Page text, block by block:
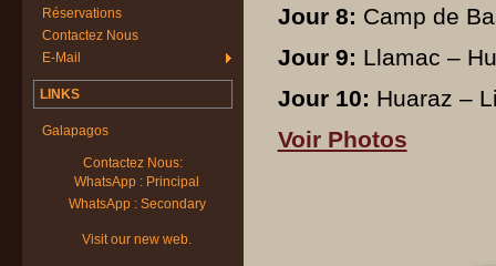
Réservations
Contactez Nous
E-Mail
LINKS
Galapagos
Contactez Nous:
WhatsApp : Principal
WhatsApp : Secondary
Visit our new web.
Jour 8: Camp de
Jour 9: Llamac –
Jour 10: Huaraz –
Voir Photos